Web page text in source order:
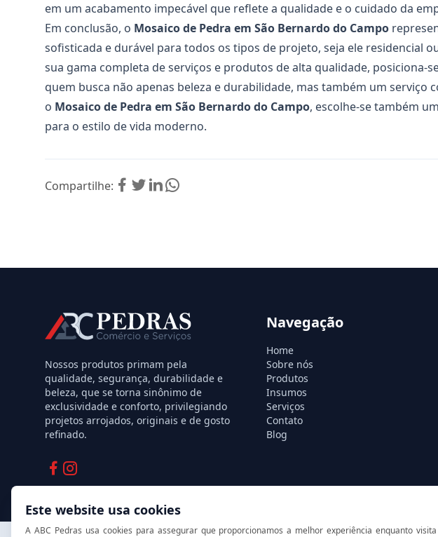
Este website usa cookies
A ABC Pedras usa cookies para assegurar que proporcionamos a melhor experiência enquanto
em um acabamento impecável que reflete a qualidade e o cuidado da
Em conclusão, o Mosaico de Pedra em São Bernardo do Campo
sofisticada e durável para todos os tipos de projeto, seja ele residencial
sua gama completa de serviços e produtos de alta qualidade, posiciona-
quem busca não apenas beleza e durabilidade, mas também um serviço
o Mosaico de Pedra em São Bernardo do Campo, escolhe-se também
para o estilo de vida moderno.
Compartilhe:
Nossos produtos primam pela
qualidade, segurança, durabilidade e
beleza, que se torna sinônimo de
exclusividade e conforto, privilegiando
projetos arrojados, originais e de gosto
refinado.
Facebook
Navegação
Home
Sobre nós
Produtos
Insumos
Serviços
Contato
Blog